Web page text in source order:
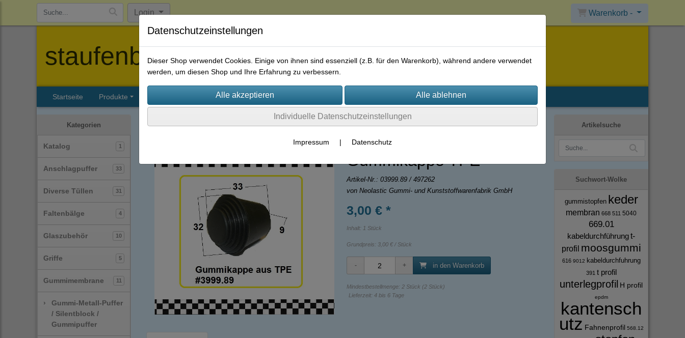
Login Warenkorb -
staufenbiel-berlin
Startseite Produkte Firmenhistorie AGB
Kategorien
Katalog 1
Anschlagpuffer 33
Diverse Tüllen 31
Faltenbälge 4
Glaszubehör 10
Griffe 5
Gummimembrane 11
›
Gummi-Metall-Puffer
/ Silentblock /
Gummipuffer
Gummikappe TPE
Artikel-Nr.: 03999.89 / 497262
von Neolastic Gummi- und Kunststoffwarenfabrik GmbH
3,00 € *
Inhalt: 1 Stück
Grundpreis: 3,00 € / Stück
in den Warenkorb
Mindestbestellmenge: 2 Stück (2 Stück)
Lieferzeit: 4 bis 6 Tage
Artikelsuche
Suchwort-Wolke
gummistopfen keder
membran 668 511 5040
669.01
kabeldurchführungt-
profil moosgummi
616 9012 kabeldurchfuhrung
391 t profil
unterlegprofil H profil
epdm
kantensch
utz Fahnenprofil 568.12
Datenschutzeinstellungen
Dieser Shop verwendet Cookies. Einige von ihnen sind essenziell (z.B. für den Warenkorb), während andere verwendet
werden, um diesen Shop und Ihre Erfahrung zu verbessern.
Individuelle Datenschutzeinstellungen
Impressum | Datenschutz